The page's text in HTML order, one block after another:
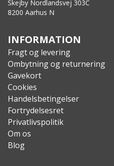
af
Størelser: 40-48
Farve: 0608Cedar olive
Læg str.: Normal
Ydersål: Mud-field™
Svang støtte: Glasfiber
Indersål: G1®-stage3™
Lining: Coil lining™ + 5mm
Overdel: G1® 75
Skejby Nordlandsvej 303C
8200 Aarhus N
INFORMATION
Fragt og levering
Ombytning og returnering
Gavekort
Cookies
Handelsbetingelser
Fortrydelsesret
Privatlivspolitik
Om os
Blog